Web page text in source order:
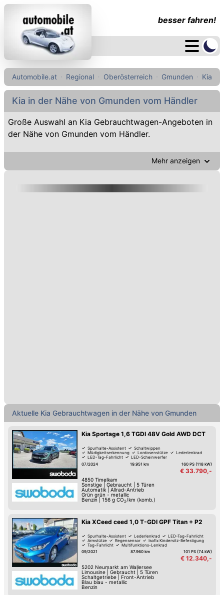
besser fahren!
Automobile.at Regional Oberösterreich Gmunden Kia
Kia in der Nähe von Gmunden vom Händler
Große Auswahl an Kia Gebrauchtwagen-Angeboten in
der Nähe von Gmunden vom Händler.
Mehr anzeigen
Aktuelle Kia Gebrauchtwagen in der Nähe von Gmunden
Kia Sportage 1,6 TGDI 48V Gold AWD DCT
Spurhalte-Assistent
Schaltwippen
Müdigkeitserkennung
Lordosenstütze
Lederlenkrad
LED-Tag-Fahrlicht
LED-Scheinwerfer
Elektrische Heckklappe
07/2024 19.951 km 160 PS (118 kW)
€ 33.790,-
4850 Timelkam
Sonstige| Gebraucht
5 Türen
Automatik| Allrad-Antrieb
Grün grün - metallic
Benzin
156 g CO2 /km (komb.)
Kia XCeed ceed 1,0 T-GDI GPF Titan + P2
Spurhalte-Assistent Lederlenkrad
LED-Tag-Fahrlicht
Armstütze
Regensensor
Isofix Kindersitz-Befestigung
Tag-Fahrlicht
Multifunktions-Lenkrad
09/2021
87.960 km 101 PS (74 kW)
€ 12.340,-
5202 Neumarkt am Wallersee
Limousine| Gebraucht
5 Türen
Schaltgetriebe| Front-Antrieb
Blau blau - metallic
Benzin